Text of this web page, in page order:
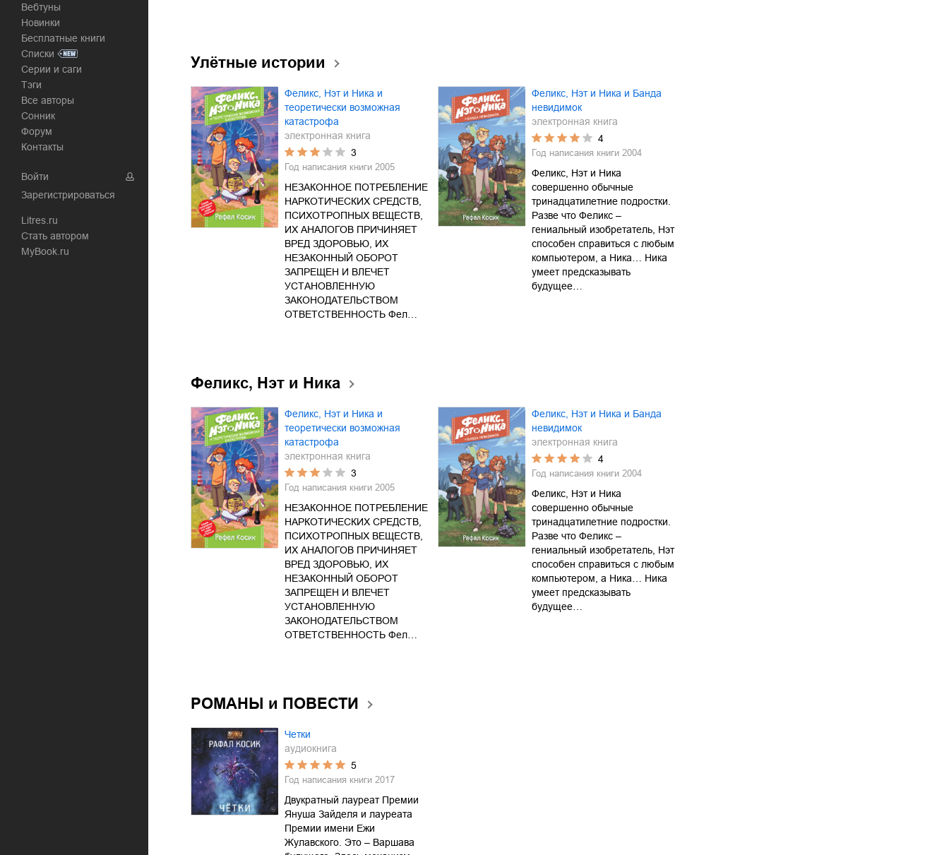
Вебтуны
Новинки
Бесплатные книги
Списки
Серии и саги
Тэги
Все авторы
Сонник
Форум
Контакты
Войти
Зарегистрироваться
Litres.ru
Стать автором
MyBook.ru
Улётные истории
Феликс, Нэт и Ника и
теоретически возможная
катастрофа
электронная книга
3
Год написания книги 2005
НЕЗАКОННОЕ ПОТРЕБЛЕНИЕ
НАРКОТИЧЕСКИХ СРЕДСТВ,
ПСИХОТРОПНЫХ ВЕЩЕСТВ,
ИХ АНАЛОГОВ ПРИЧИНЯЕТ
ВРЕД ЗДОРОВЬЮ, ИХ
НЕЗАКОННЫЙ ОБОРОТ
ЗАПРЕЩЕН И ВЛЕЧЕТ
УСТАНОВЛЕННУЮ
ЗАКОНОДАТЕЛЬСТВОМ
ОТВЕТСТВЕННОСТЬ Фел…
Феликс, Нэт и Ника и Банда
невидимок
электронная книга
4
Год написания книги 2004
Феликс, Нэт и Ника
совершенно обычные
тринадцатилетние подростки.
Разве что Феликс –
гениальный изобретатель, Нэт
способен справиться с любым
компьютером, а Ника… Ника
умеет предсказывать
будущее…
Феликс, Нэт и Ника
Феликс, Нэт и Ника и
теоретически возможная
катастрофа
электронная книга
3
Год написания книги 2005
НЕЗАКОННОЕ ПОТРЕБЛЕНИЕ
НАРКОТИЧЕСКИХ СРЕДСТВ,
ПСИХОТРОПНЫХ ВЕЩЕСТВ,
ИХ АНАЛОГОВ ПРИЧИНЯЕТ
ВРЕД ЗДОРОВЬЮ, ИХ
НЕЗАКОННЫЙ ОБОРОТ
ЗАПРЕЩЕН И ВЛЕЧЕТ
УСТАНОВЛЕННУЮ
ЗАКОНОДАТЕЛЬСТВОМ
ОТВЕТСТВЕННОСТЬ Фел…
Феликс, Нэт и Ника и Банда
невидимок
электронная книга
4
Год написания книги 2004
Феликс, Нэт и Ника
совершенно обычные
тринадцатилетние подростки.
Разве что Феликс –
гениальный изобретатель, Нэт
способен справиться с любым
компьютером, а Ника… Ника
умеет предсказывать
будущее…
РОМАНЫ и ПОВЕСТИ
Четки
аудиокнига
5
Год написания книги 2017
Двукратный лауреат Премии
Януша Зайделя и лауреата
Премии имени Ежи
Жулавского. Это – Варшава